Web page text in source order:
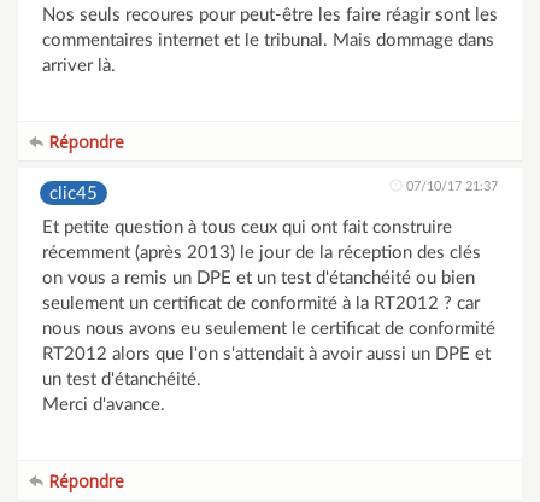
Nos seuls recoures pour peut-être les faire réagir sont les
commentaires internet et le tribunal. Mais dommage dans
arriver là.
Répondre
clic45 07/10/17 21:37
Et petite question à tous ceux qui ont fait construire
récemment (après 2013) le jour de la réception des clés
on vous a remis un DPE et un test d'étanchéité ou bien
seulement un certificat de conformité à la RT2012 ? car
nous nous avons eu seulement le certificat de conformité
RT2012 alors que l'on s'attendait à avoir aussi un DPE et
un test d'étanchéité.
Merci d'avance.
Répondre